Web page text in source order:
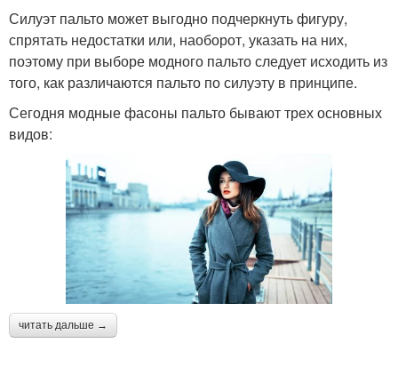
Силуэт пальто может выгодно подчеркнуть фигуру,
спрятать недостатки или, наоборот, указать на них,
поэтому при выборе модного пальто следует исходить из
того, как различаются пальто по силуэту в принципе.
Сегодня модные фасоны пальто бывают трех основных
видов:
читать дальше →